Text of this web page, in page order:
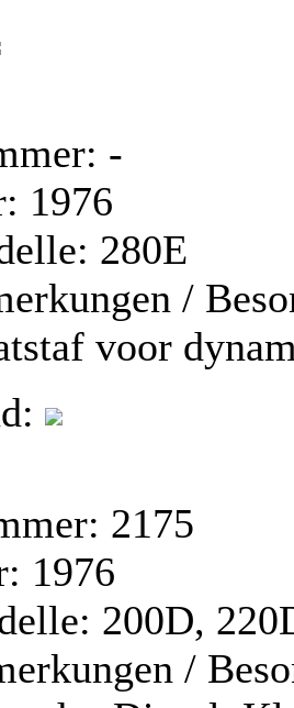
-
1976
280E
/
voor
2175
1976
200D,
/